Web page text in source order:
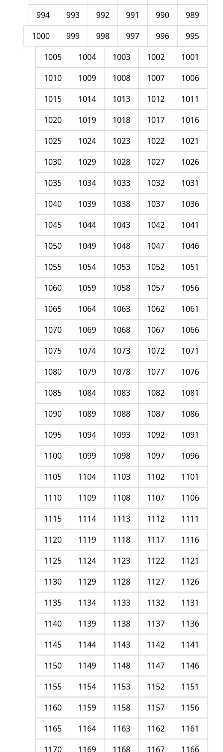
989
990
991
992
993
994
995
996
997
998
999
1000
1001
1002
1003
1004
1005
1006
1007
1008
1009
1010
1011
1012
1013
1014
1015
1016
1017
1018
1019
1020
1021
1022
1023
1024
1025
1026
1027
1028
1029
1030
1031
1032
1033
1034
1035
1036
1037
1038
1039
1040
1041
1042
1043
1044
1045
1046
1047
1048
1049
1050
1051
1052
1053
1054
1055
1056
1057
1058
1059
1060
1061
1062
1063
1064
1065
1066
1067
1068
1069
1070
1071
1072
1073
1074
1075
1076
1077
1078
1079
1080
1081
1082
1083
1084
1085
1086
1087
1088
1089
1090
1091
1092
1093
1094
1095
1096
1097
1098
1099
1100
1101
1102
1103
1104
1105
1106
1107
1108
1109
1110
1111
1112
1113
1114
1115
1116
1117
1118
1119
1120
1121
1122
1123
1124
1125
1126
1127
1128
1129
1130
1131
1132
1133
1134
1135
1136
1137
1138
1139
1140
1141
1142
1143
1144
1145
1146
1147
1148
1149
1150
1151
1152
1153
1154
1155
1156
1157
1158
1159
1160
1161
1162
1163
1164
1165
1166
1167
1168
1169
1170